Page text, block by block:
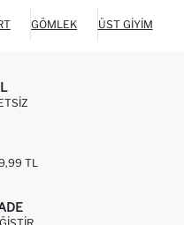
GÖMLEK ÜST GIYIM
TL